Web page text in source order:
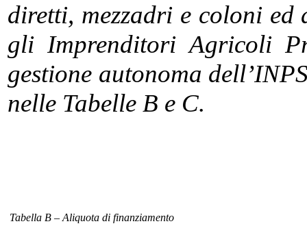
diretti, mezzadri e coloni ed
gli Imprenditori Agricoli
gestione autonoma
nelle Tabelle B e C.
Tabella B – Aliquota di finanziamento